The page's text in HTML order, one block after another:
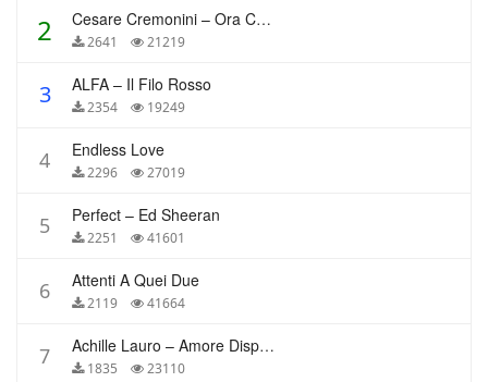
2 Cesare Cremonini – Ora Che Non Ho Più Te
2641 21219
3 ALFA – Il Filo Rosso
2354 19249
4 Endless Love
2296 27019
5 Perfect – Ed Sheeran
2251 41601
6 Attenti A Quei Due
2119 41664
7 Achille Lauro – Amore Disperato
1835 23110